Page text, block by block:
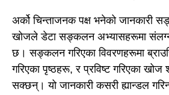
अर्को चिन्ताजनक पक्ष भनेको जानकारी
खोजले डेटा सङ्कलन अभ्यासहरूमा संलग्न
छ। सङ्कलन गरिएका विवरणहरूमा
गरिएका पृष्ठहरू, र प्रविष्ट गरिएका
सक्छन्। यो जानकारी कसरी ह्यान्डल